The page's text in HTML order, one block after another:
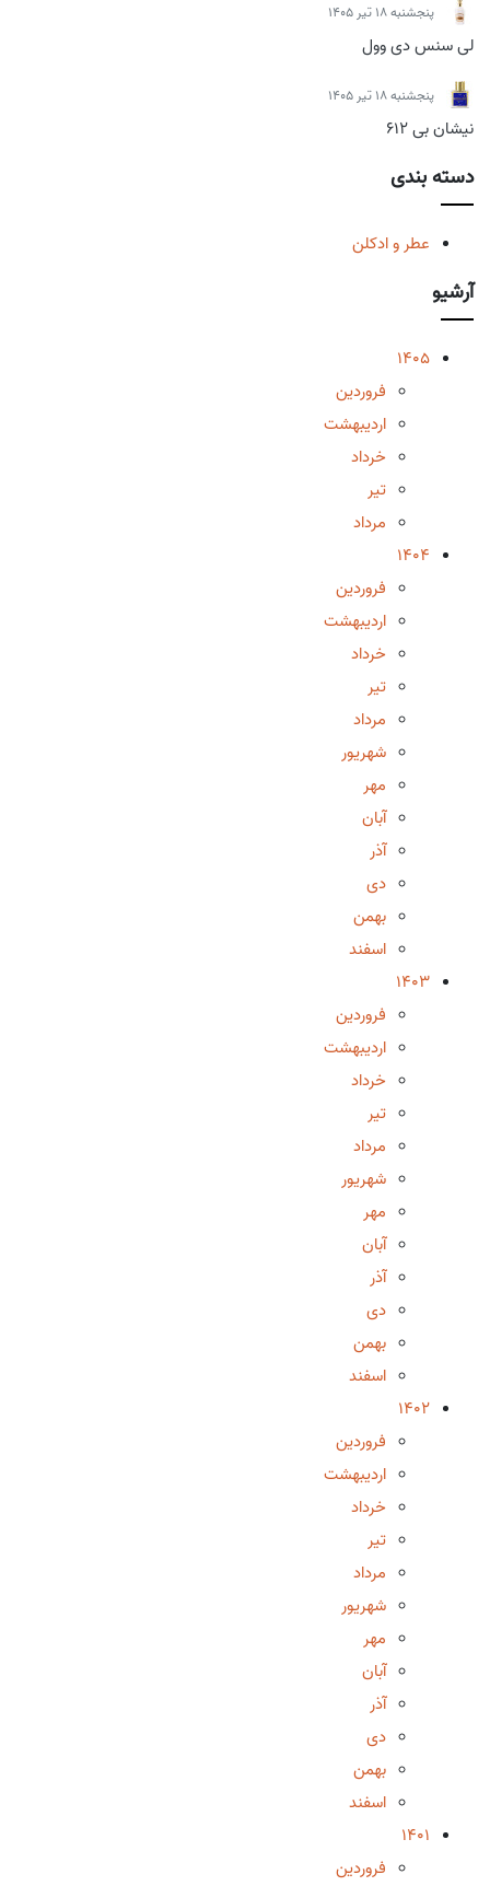
پنجشنبه 18 تیر 1405
لی سنس دی وول
پنجشنبه 18 تیر 1405
نیشان بی 612
دسته بندی
عطر و ادکلن
آرشیو
1405
فروردین
اردیبهشت
خرداد
تیر
مرداد
1404
فروردین
اردیبهشت
خرداد
تیر
مرداد
شهریور
مهر
آبان
آذر
دی
بهمن
اسفند
1403
فروردین
اردیبهشت
خرداد
تیر
مرداد
شهریور
مهر
آبان
آذر
دی
بهمن
اسفند
1402
فروردین
اردیبهشت
خرداد
تیر
مرداد
شهریور
مهر
آبان
آذر
دی
بهمن
اسفند
1401
فروردین